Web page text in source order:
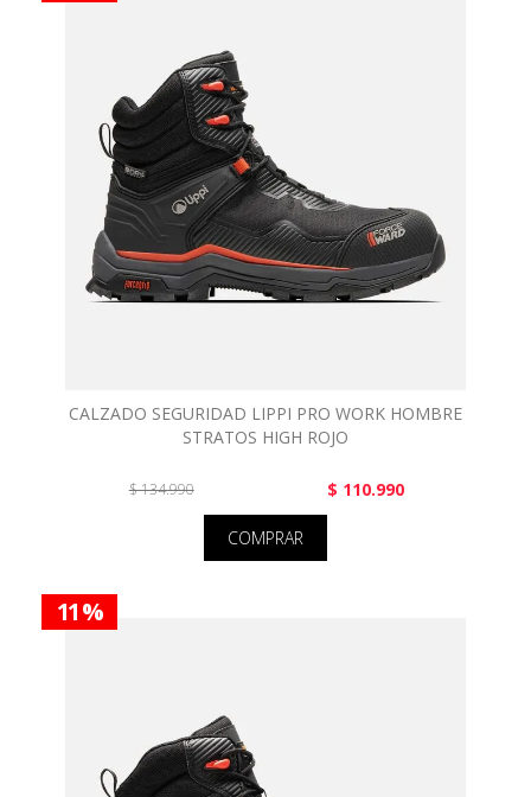
CALZADO SEGURIDAD LIPPI PRO WORK HOMBRE
STRATOS HIGH ROJO
$ 134.990 $ 110.990
COMPRAR
11 %